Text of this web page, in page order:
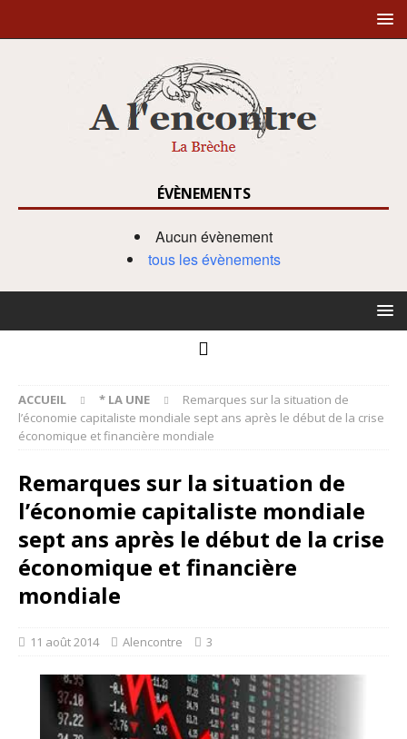
ÉVÈNEMENTS
Aucun évènement
tous les évènements
ACCUEIL * LA UNE
Remarques sur la situation de
l’économie capitaliste mondiale sept ans après le début de la crise
économique et financière mondiale
Remarques sur la situation de
l’économie capitaliste mondiale
sept ans après le début de la crise
économique et financière
mondiale
11 août 2014 Alencontre 3